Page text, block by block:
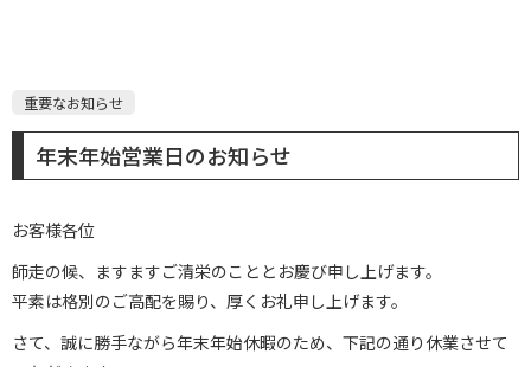
重要なお知らせ
年末年始営業日のお知らせ
お客様各位
師走の候、ますますご清栄のこととお慶び申し上げます。
平素は格別のご高配を賜り、厚くお礼申し上げます。
さて、誠に勝手ながら年末年始休暇のため、下記の通り休業させて